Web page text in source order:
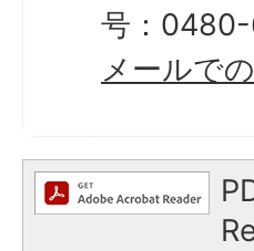
号：
メールで